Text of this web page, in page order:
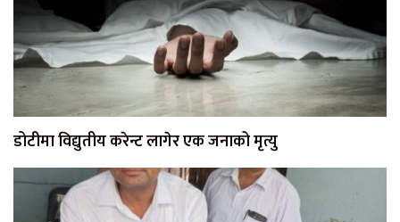
डोटीमा विद्युतीय करेन्ट लागेर एक जनाको मृत्यु